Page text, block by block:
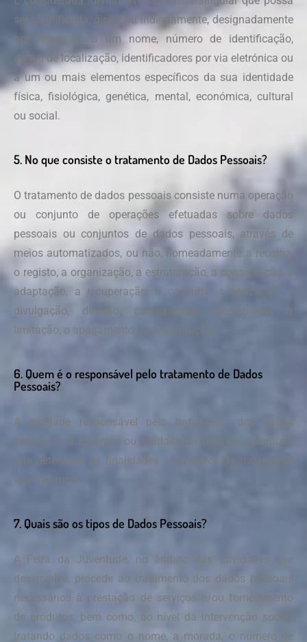
ser identificada, direta ou indiretamente, designadamente
por referência a um nome, número de identificação,
dados de localização, identificadores por via eletrónica ou
a um ou mais elementos específicos da sua identidade
física, fisiológica, genética, mental, económica, cultural
ou social.
5. No que consiste o tratamento de Dados Pessoais?
O tratamento de dados pessoais consiste numa operação
ou conjunto de operações efetuadas sobre dados
pessoais ou conjuntos de dados pessoais, através de
meios automatizados, ou não, nomeadamente a recolha,
o registo, a organização, a estruturação, a conservação, a
adaptação, a recuperação, a consulta, a utilização, a
divulgação, difusão, comparação, interconexão, a
limitação, o apagamento ou a destruição.
6. Quem é o responsável pelo tratamento de Dados
Pessoais?
A entidade responsável pelo tratamento dos dados
pessoais é a Empresa ou entidade da Feira da Juventude
que determina as finalidades e os meios de tratamento
dos mesmos.
7. Quais são os tipos de Dados Pessoais?
A Feira da Juventude, no âmbito das atividades que
desenvolve, procede ao tratamento dos dados pessoais
necessários à prestação de serviços e/ou fornecimento
de produtos, bem como, ao nível da intervenção social,
tratando dados como o nome, a morada, o número de